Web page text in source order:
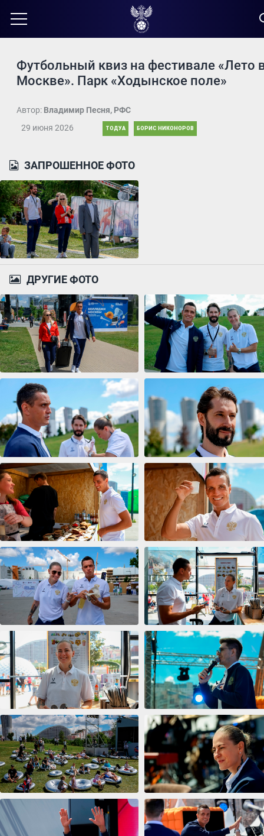
Футбольный квиз на фестивале «Лето
Москве». Парк «Ходынское поле»
Автор: Владимир Песня, РФС
29 июня 2026
ТОДУА БОРИС НИКОНОРОВ
ЗАПРОШЕННОЕ ФОТО
ДРУГИЕ ФОТО